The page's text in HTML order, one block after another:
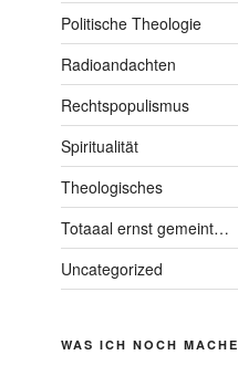
Politische Theologie
Radioandachten
Rechtspopulismus
Spiritualität
Theologisches
Totaaal ernst gemeint…
Uncategorized
WAS ICH NOCH MACHE